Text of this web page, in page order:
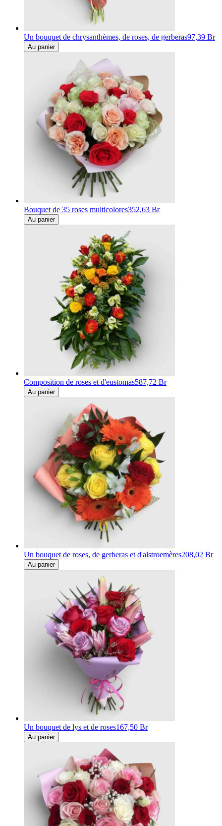
Un bouquet de chrysanthèmes, de roses, de gerberas97,39 Br
Au panier
Bouquet de 35 roses multicolores352,63 Br
Au panier
Composition de roses et d'eustomas587,72 Br
Au panier
Un bouquet de roses, de gerberas et d'alstroemères208,02 Br
Au panier
Un bouquet de lys et de roses167,50 Br
Au panier